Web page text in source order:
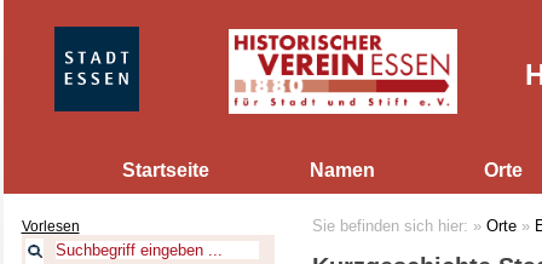
Startseite Namen Orte
Vorlesen Sie befinden sich hier: » Orte »